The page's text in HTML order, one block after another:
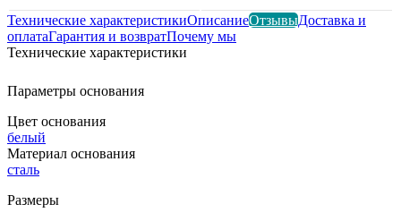
Технические характеристикиОписаниеОтзывыДоставка и
оплатаГарантия и возвратПочему мы
Технические характеристики
Параметры основания
Цвет основания
белый
Материал основания
сталь
Размеры